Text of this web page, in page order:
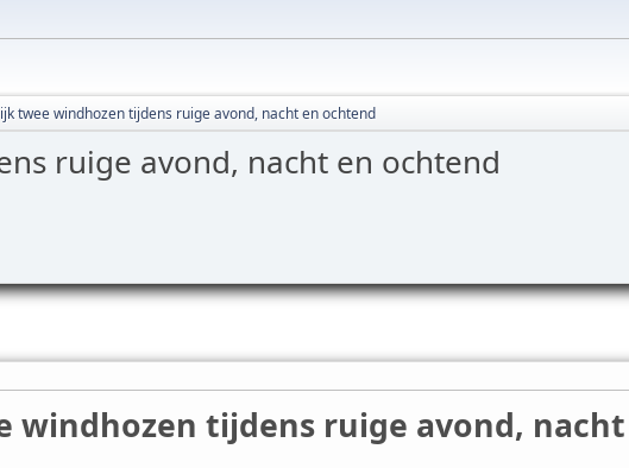
twee windhozen tijdens ruige avond, nacht en ochtend
ruige avond, nacht en ochtend
windhozen tijdens ruige avond,